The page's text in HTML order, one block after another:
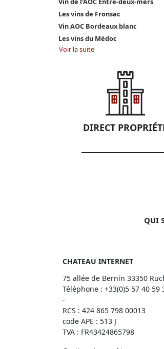
Les vins de Fronsac
Vin AOC Bordeaux blanc
Les vins du Médoc
Voir la suite
DIRECT
QUI
CHATEAU INTERNET
75 allée de Bernin 33350
Téléphone : +33(0)5 57 40 59
-
RCS : 424 865 798 00013
code APE : 513 J
TVA : FR43424865798